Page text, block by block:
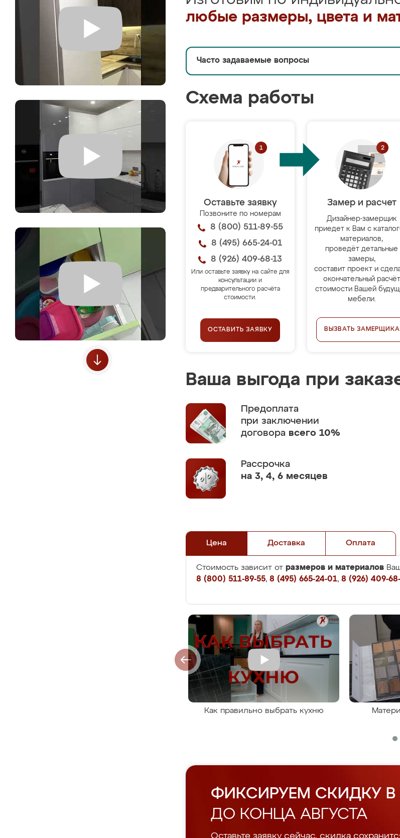
любые размеры, цвета и
Часто задаваемые вопросы
Схема работы
Оставьте заявку
Позвоните по номерам
8 (800) 511-89-55
8 (495) 665-24-01
8 (926) 409-68-13
Или оставьте заявку на сайте для
консультации и
предварительного расчёта
стоимости.
ОСТАВИТЬ ЗАЯВКУ
Замер и расчет
Дизайнер-замерщик
приедет к Вам с
материалов,
проведёт детальные
замеры,
составит проект и
окончательный расчёт
стоимости Вашей
мебели.
ВЫЗВАТЬ ЗАМЕРЩИКА
Ваша выгода при
Предоплата
при заключении
договора всего 10%
Рассрочка
на 3, 4, 6 месяцев
Цена Доставка Оплата
Стоимость зависит от размеров и материалов
8 (800) 511-89-55, 8 (495) 665-24-01, 8 (926) 409-
Как правильно выбрать кухню
ФИКСИРУЕМ СКИДКУ В
ДО КОНЦА АВГУСТА
Оставьте заявку сейчас, скидка